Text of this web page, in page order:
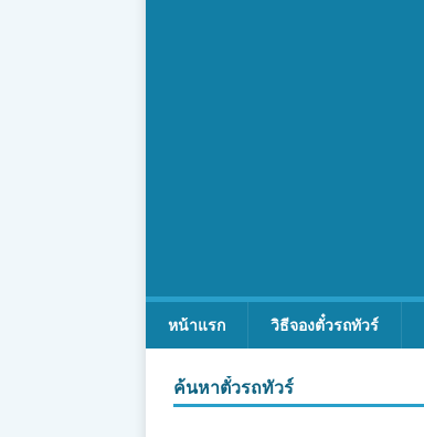
หน้าแรก วิธีจองตั๋วรถทัวร์
ค้นหาตั๋วรถทัวร์